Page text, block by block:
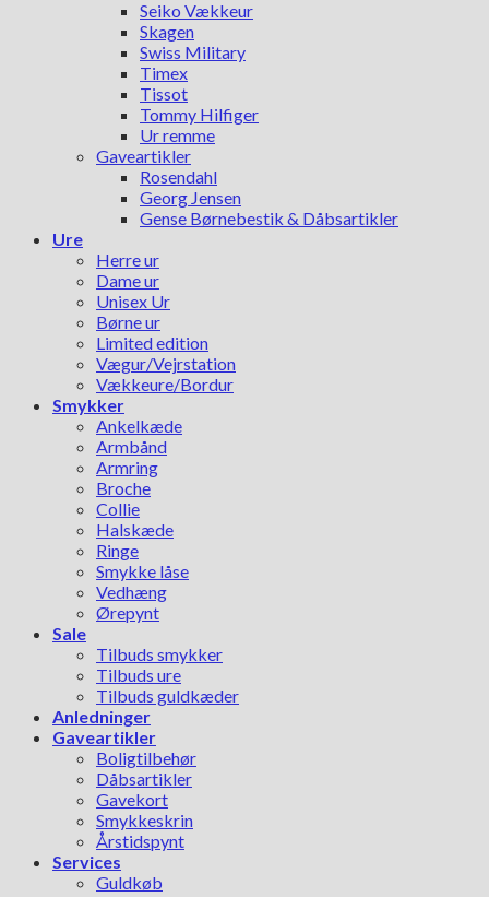
Seiko Vækkeur
Skagen
Swiss Military
Timex
Tissot
Tommy Hilfiger
Ur remme
Gaveartikler
Rosendahl
Georg Jensen
Gense Børnebestik & Dåbsartikler
Ure
Herre ur
Dame ur
Unisex Ur
Børne ur
Limited edition
Vægur/Vejrstation
Vækkeure/Bordur
Smykker
Ankelkæde
Armbånd
Armring
Broche
Collie
Halskæde
Ringe
Smykke låse
Vedhæng
Ørepynt
Sale
Tilbuds smykker
Tilbuds ure
Tilbuds guldkæder
Anledninger
Gaveartikler
Boligtilbehør
Dåbsartikler
Gavekort
Smykkeskrin
Årstidspynt
Services
Guldkøb